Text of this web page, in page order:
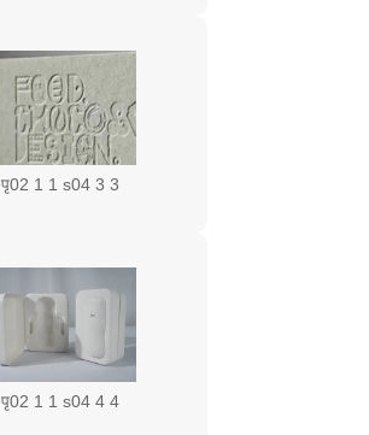
पृ02 1 1 s04 3 3
पृ02 1 1 s04 4 4